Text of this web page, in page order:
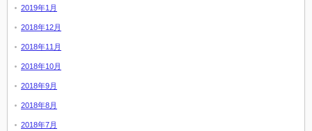
2019年1月
2018年12月
2018年11月
2018年10月
2018年9月
2018年8月
2018年7月